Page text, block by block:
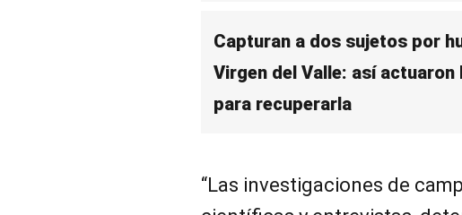
Capturan a dos sujetos por
Virgen del Valle: así actuaron
para recuperarla
“Las investigaciones de